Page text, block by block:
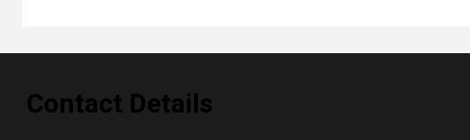
Contact Details